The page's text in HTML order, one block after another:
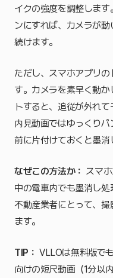
イクの強度を調整しま
ンにすれば、カメラが
続けます。
ただし、スマホアプリ
す。カメラを素早く動
トすると、追従が外れて
内見動画ではゆっくり
前に片付けておくと墨消
なぜこの方法か： スマ
中の電車内でも墨消し
不動産業者にとって、
ます。
TIP： VLLOは無料版で
向けの短尺動画（1分以